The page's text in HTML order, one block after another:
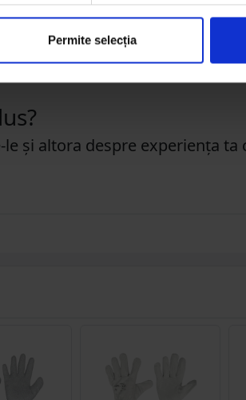
Permite selecția
și altora despre experiența ta